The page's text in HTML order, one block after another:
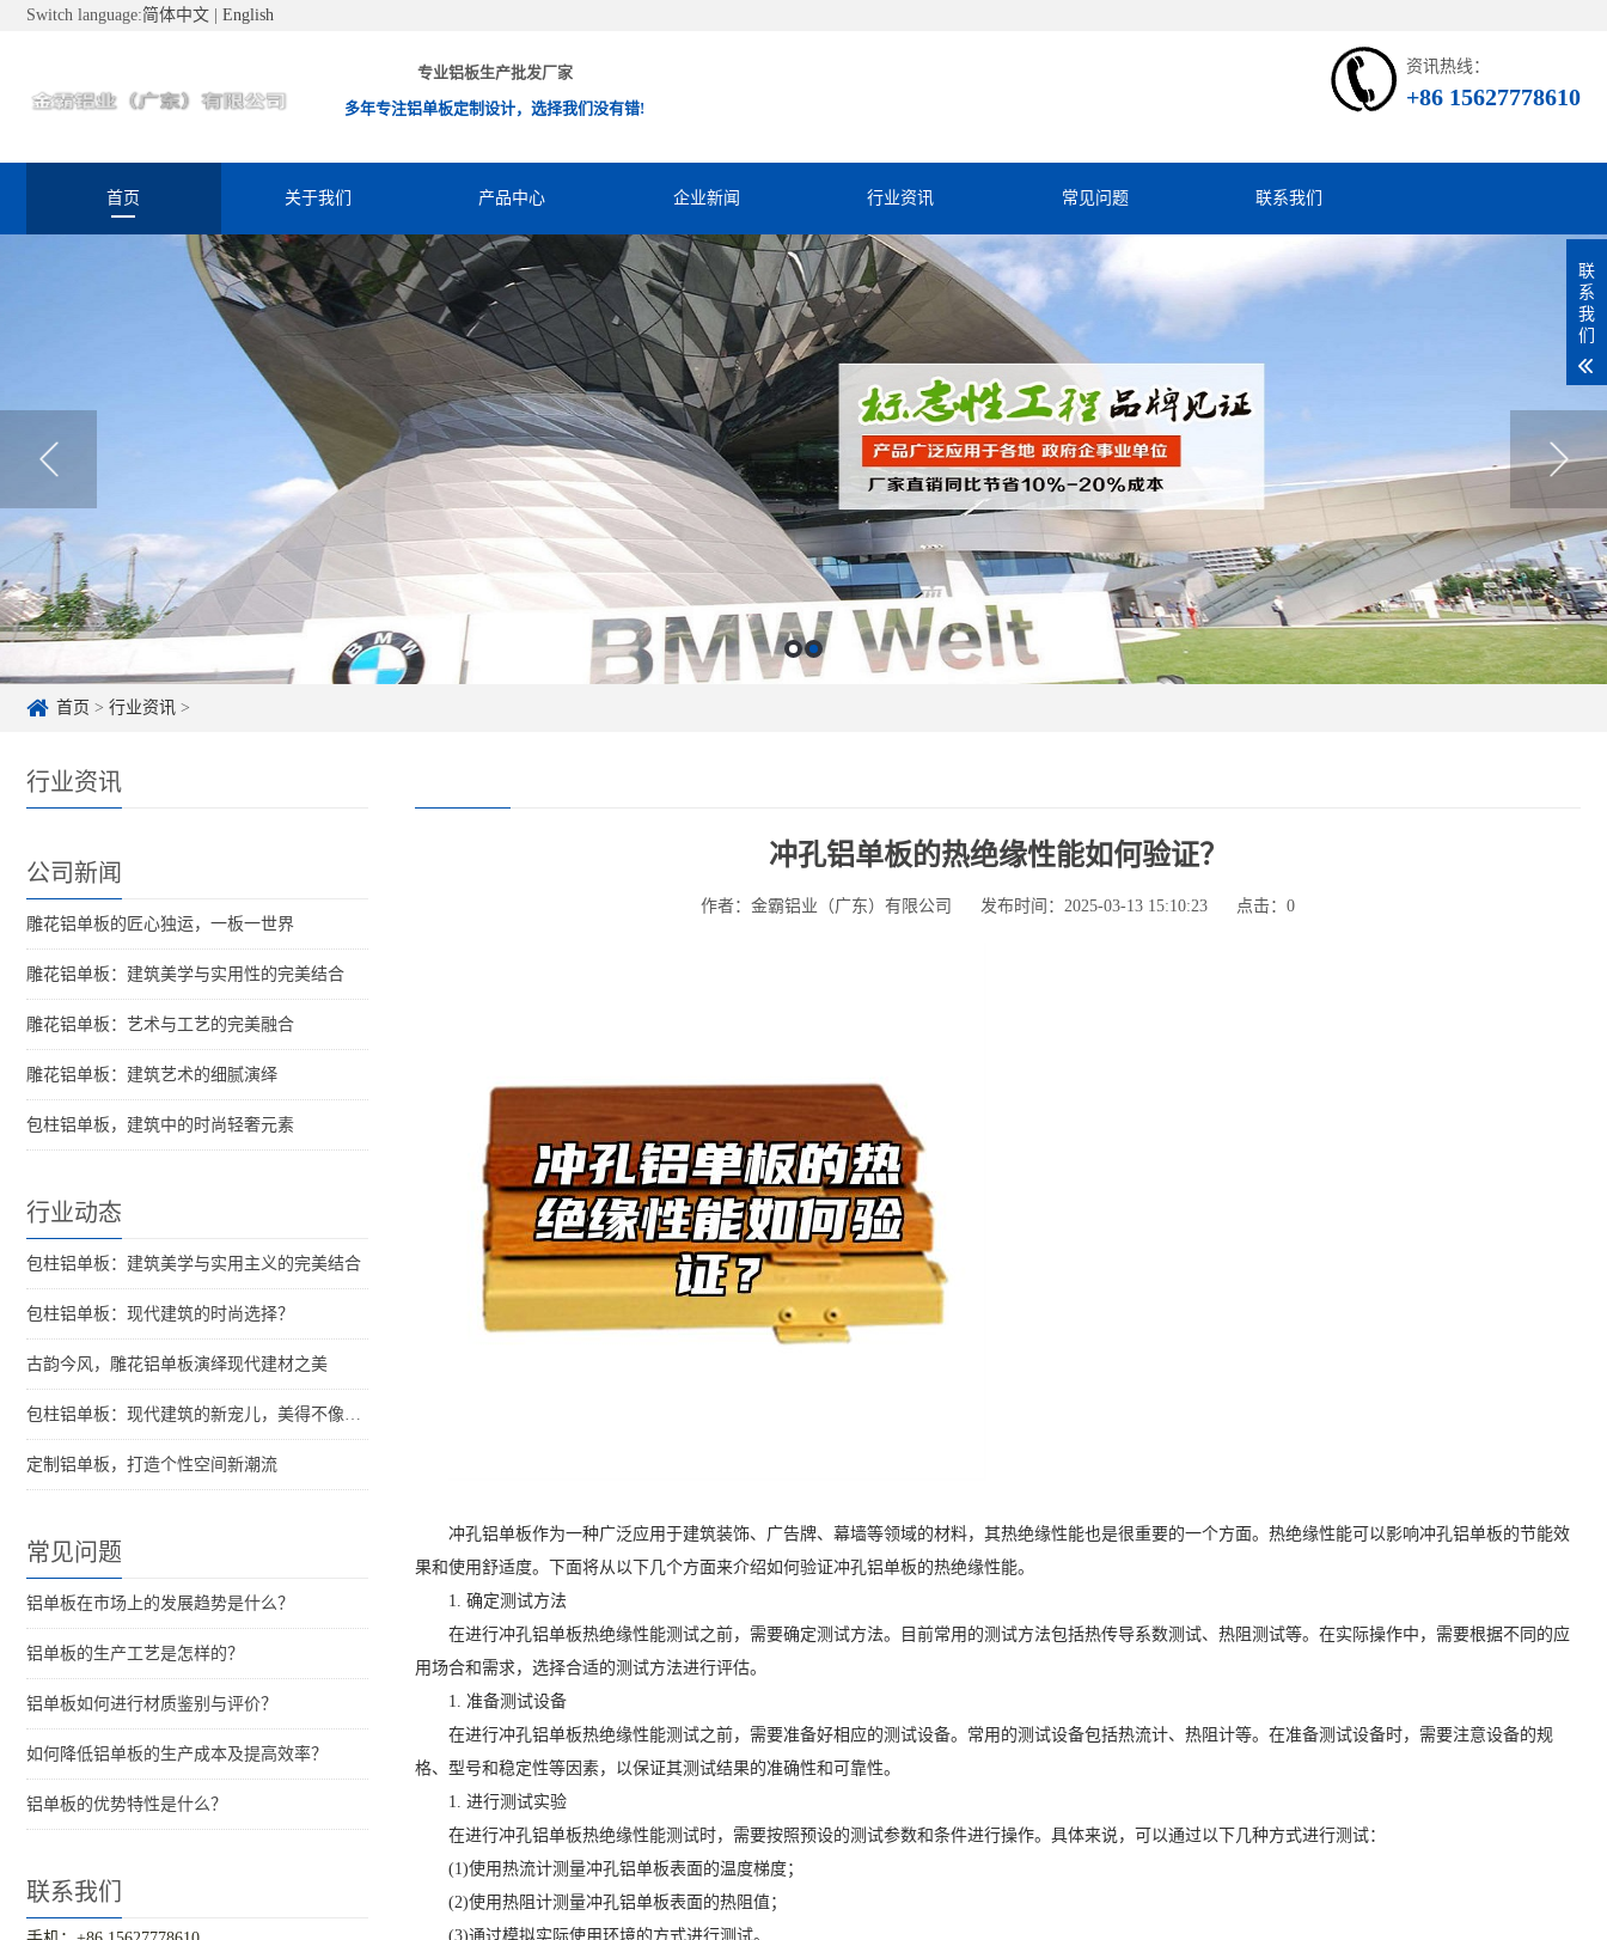
Switch language:简体中文 English
专业铝板生产批发厂家
多年专注铝单板定制设计，选择我们没有错!
资讯热线：
+86 15627778610
首页 关于我们 产品中心 企业新闻 行业资讯 常见问题 联系我们
首页 > 行业资讯 >
行业资讯
公司新闻
雕花铝单板的匠心独运，一板一世界
雕花铝单板：建筑美学与实用性的完美结合
雕花铝单板：艺术与工艺的完美融合
雕花铝单板：建筑艺术的细腻演绎
包柱铝单板，建筑中的时尚轻奢元素
行业动态
包柱铝单板：建筑美学与实用主义的完美结合
包柱铝单板：现代建筑的时尚选择？
古韵今风，雕花铝单板演绎现代建材之美
包柱铝单板：现代建筑的新宠儿，美得不像话！
定制铝单板，打造个性空间新潮流
常见问题
铝单板在市场上的发展趋势是什么？
铝单板的生产工艺是怎样的？
铝单板如何进行材质鉴别与评价？
如何降低铝单板的生产成本及提高效率？
铝单板的优势特性是什么？
联系我们
冲孔铝单板的热绝缘性能如何验证？
作者：金霸铝业（广东）有限公司 发布时间：2025-03-13 15:10:23 点击： 0
冲孔铝单板作为一种广泛应用于建筑装饰、广告牌、幕墙等领域的材料，其热绝缘性能也是很重要的一个方面。热绝缘性能可以影响冲孔铝单板的节能效
果和使用舒适度。下面将从以下几个方面来介绍如何验证冲孔铝单板的热绝缘性能。
1. 确定测试方法
在进行冲孔铝单板热绝缘性能测试之前，需要确定测试方法。目前常用的测试方法包括热传导系数测试、热阻测试等。在实际操作中，需要根据不同的应
用场合和需求，选择合适的测试方法进行评估。
1. 准备测试设备
在进行冲孔铝单板热绝缘性能测试之前，需要准备好相应的测试设备。常用的测试设备包括热流计、热阻计等。在准备测试设备时，需要注意设备的规
格、型号和稳定性等因素，以保证其测试结果的准确性和可靠性。
1. 进行测试实验
在进行冲孔铝单板热绝缘性能测试时，需要按照预设的测试参数和条件进行操作。具体来说，可以通过以下几种方式进行测试：
(1)使用热流计测量冲孔铝单板表面的温度梯度；
(2)使用热阻计测量冲孔铝单板表面的热阻值；
(3)通过模拟实际使用环境的方式进行测试。
联
系
我
们